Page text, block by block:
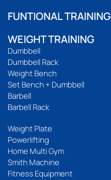
FUNTIONAL TRAINING
WEIGHT TRAINING
Dumbbell
Dumbbell Rack
Weight Bench
Set Bench + Dumbbell
Barbell
Barbell Rack
Weight Plate
Powerlifting
Home Multi Gym
Smith Machine
Fitness Equipment